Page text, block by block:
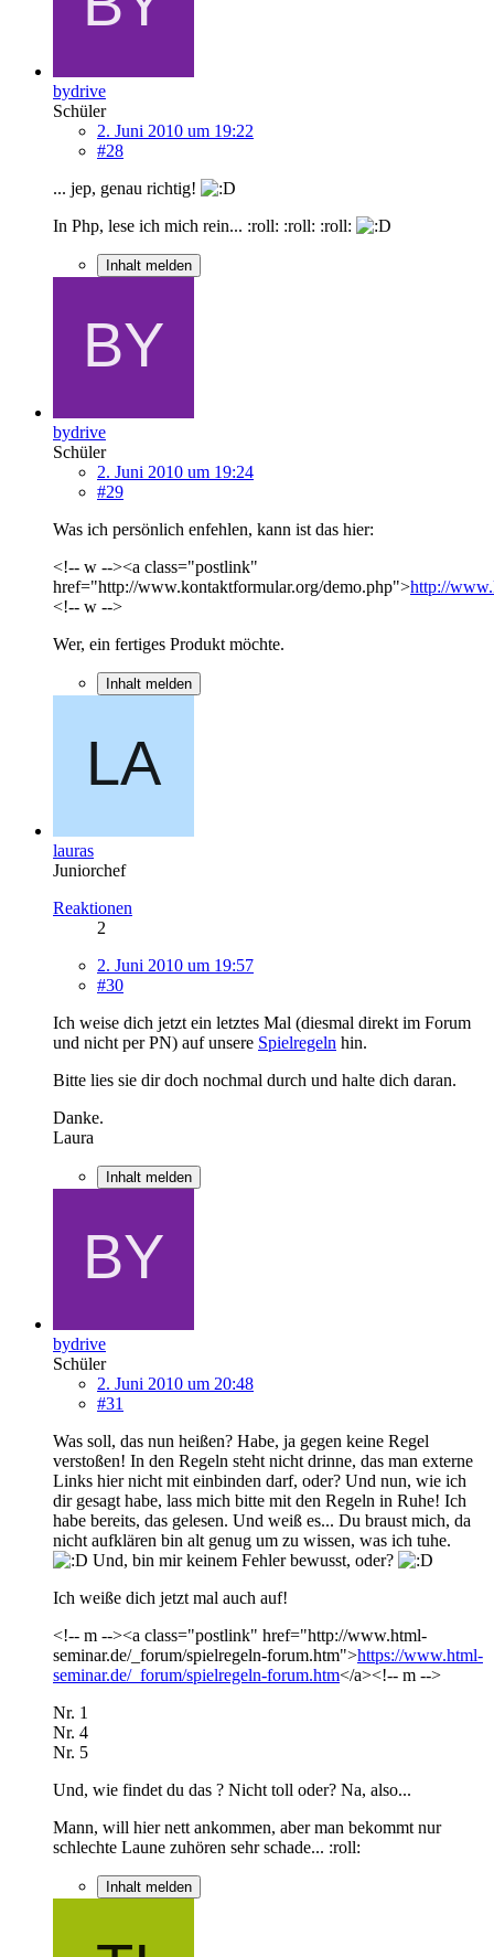
bydrive
Schüler
2. Juni 2010 um 19:22
#28
... jep, genau richtig!
In Php, lese ich mich rein... :roll: :roll: :roll:
Inhalt melden
bydrive
Schüler
2. Juni 2010 um 19:24
#29
Was ich persönlich enfehlen, kann ist das hier:
<!-- w --><a class="postlink"
href="http://www.kontaktformular.org/demo.php">http://
<!-- w -->
Wer, ein fertiges Produkt möchte.
Inhalt melden
lauras
Juniorchef
Reaktionen
2
2. Juni 2010 um 19:57
#30
Ich weise dich jetzt ein letztes Mal (diesmal direkt im Forum
und nicht per PN) auf unsere Spielregeln hin.
Bitte lies sie dir doch nochmal durch und halte dich daran.
Danke.
Laura
Inhalt melden
bydrive
Schüler
2. Juni 2010 um 20:48
#31
Was soll, das nun heißen? Habe, ja gegen keine Regel
verstoßen! In den Regeln steht nicht drinne, das man externe
Links hier nicht mit einbinden darf, oder? Und nun, wie ich
dir gesagt habe, lass mich bitte mit den Regeln in Ruhe! Ich
habe bereits, das gelesen. Und weiß es... Du braust mich, da
nicht aufklären bin alt genug um zu wissen, was ich tuhe.
Und, bin mir keinem Fehler bewusst, oder?
Ich weiße dich jetzt mal auch auf!
<!-- m --><a class="postlink" href="http://www.html-
seminar.de/_forum/spielregeln-forum.htm">https://www.html-
seminar.de/_forum/spielregeln-forum.htm</a><!-- m -->
Nr. 1
Nr. 4
Nr. 5
Und, wie findet du das ? Nicht toll oder? Na, also...
Mann, will hier nett ankommen, aber man bekommt nur
schlechte Laune zuhören sehr schade... :roll:
Inhalt melden